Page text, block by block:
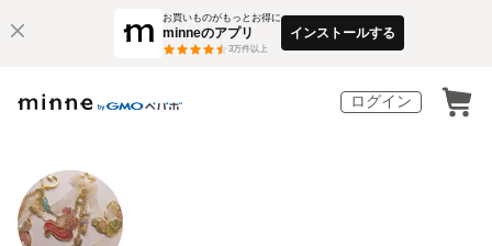
お買いものがもっとお得に
minneのアプリ
3万件以上
インストールする
ログイン